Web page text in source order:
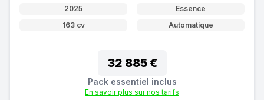
2025
Essence
163 cv
Automatique
32 885 €
Pack essentiel inclus
En savoir plus sur nos tarifs